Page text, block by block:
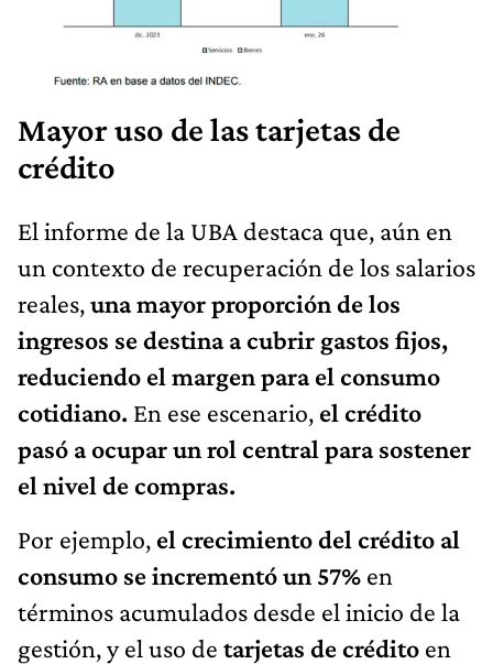
Mayor uso de las tarjetas de
crédito
El informe de la UBA destaca que, aún en
un contexto de recuperación de los salarios
reales,una mayor proporción de los
ingresos se destina a cubrir gastos fijos,
reduciendo el margen para el consumo
cotidiano. En ese escenario, el crédito
pasó a ocupar un rol central para sostener
el nivel de compras.
Por ejemplo, el crecimiento del crédito al
consumo se incrementó un 57% en
términos acumulados desde el inicio de la
gestión, y el uso de tarjetas de crédito en